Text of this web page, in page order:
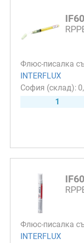
Флюс-писалка
INTERFLUX
0
1
Флюс-писалка
INTERFLUX